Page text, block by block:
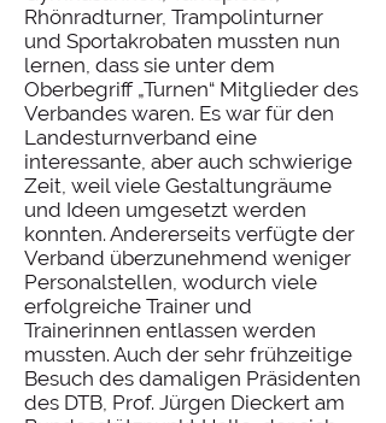
Rhönradturner, Trampolinturner
und Sportakrobaten mussten nun
lernen, dass sie unter dem
Oberbegriff „Turnen“ Mitglieder des
Verbandes waren. Es war für den
Landesturnverband eine
interessante, aber auch schwierige
Zeit, weil viele Gestaltungräume
und Ideen umgesetzt werden
konnten. Andererseits verfügte der
Verband überzunehmend weniger
Personalstellen, wodurch viele
erfolgreiche Trainer und
Trainerinnen entlassen werden
mussten. Auch der sehr frühzeitige
Besuch des damaligen Präsidenten
des DTB, Prof. Jürgen Dieckert am